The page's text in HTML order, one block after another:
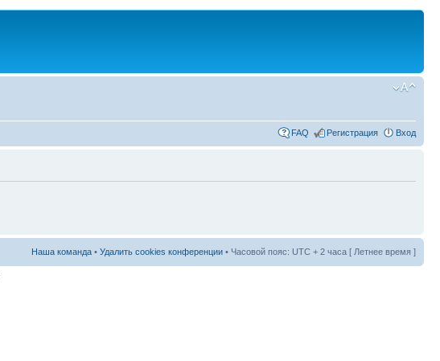
FAQ Регистрация Вход
Наша команда • Удалить cookies конференции • Часовой пояс: UTC + 2 часа [ Летнее время ]